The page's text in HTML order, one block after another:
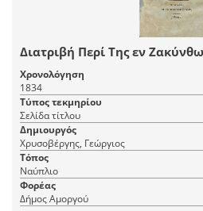
Διατριβή Περί Της εν
Χρονολόγηση
1834
Τύπος τεκμηρίου
Σελίδα τίτλου
Δημιουργός
Χρυσοβέργης, Γεώργιος
Τόπος
Ναύπλιο
Φορέας
Δήμος Αμοργού